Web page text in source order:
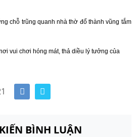
chỗ trũng quanh nhà thờ đổ thành vũng tắm
vui chơi hóng mát, thả diều lý tưởng của
BÌNH LUẬN